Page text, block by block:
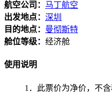
航空公司： 马丁航空
出发地点： 深圳
目的地点： 曼彻斯特
舱位等级： 经济舱
使用说明
1．此票价为净价，不